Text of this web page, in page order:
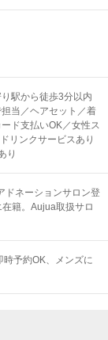
駅から徒歩3分以内
当／ヘアセット／着
ド支払いOK／女性ス
リンクサービスあり
り
ドネーションサロン登
籍。Aujua取扱サロ
時予約OK
メンズに